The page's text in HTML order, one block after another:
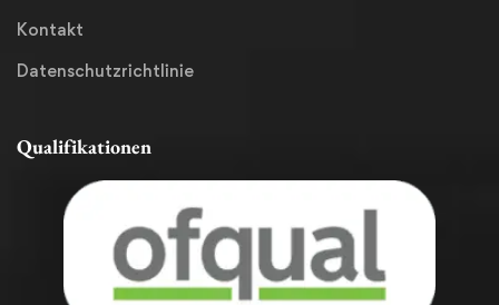
Kontakt
Datenschutzrichtlinie
Qualifikationen